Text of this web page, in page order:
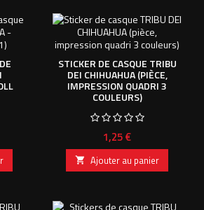
STICKER DE CASQUE TRIBU
DEI CHIHUAHUA (PIÈCE,
IMPRESSION QUADRI 3
COULEURS)
Prix
1,25 €
 Ajouter au panier